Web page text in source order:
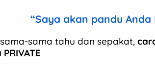
“Saya akan pandu
sama tahu dan sepakat,
PRIVATE